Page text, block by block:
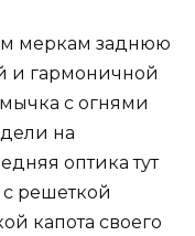
меркам заднюю
и гармоничной
с огнями
на
оптика тут
с решеткой
капота своего